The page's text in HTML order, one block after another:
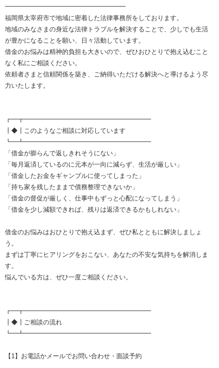
━━━━━━━━━━━━━━━━━━━
福岡県太宰府市で地域に密着した法律事務所をしております。
地域のみなさまの身近な法律トラブルを解決することで、少しでも生活
が豊かになることを願い、日々活動しています。
借金のお悩みは精神的負担も大きいので、ぜひおひとりで抱え込むこと
なく私にご相談ください。
依頼者さまと信頼関係を築き、ご納得いただける解決へと導けるよう尽
力いたします。
┏━┳━━━━━━━━━━━━━━━━━━━━
┃◆┃このようなご相談に対応しています
┗━┻━━━━━━━━━━━━━━━━━━━━
「借金が膨らんで返しきれそうにない」
「毎月返済しているのに元本が一向に減らず、生活が厳しい」
「借金したお金をギャンブルに使ってしまった」
「持ち家を残したままで債務整理できないか」
「借金の督促が厳しく、仕事中もずっと心配になってしまう」
「借金を少し減額できれば、残りは返済できるかもしれない」
借金のお悩みはおひとりで抱え込まず、ぜひ私とともに解決しましょ
う。
まずは丁寧にヒアリングをおこない、あなたの不安な気持ちを解消しま
す。
悩んでいる方は、ぜひ一度ご相談ください。
┏━┳━━━━━━━━━━━━━━━━━━━━
┃◆┃ご相談の流れ
┗━┻━━━━━━━━━━━━━━━━━━━━
【1】お電話かメールでお問い合わせ・面談予約